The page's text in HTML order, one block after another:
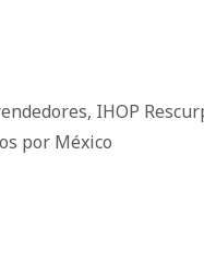
, IHOP
por México